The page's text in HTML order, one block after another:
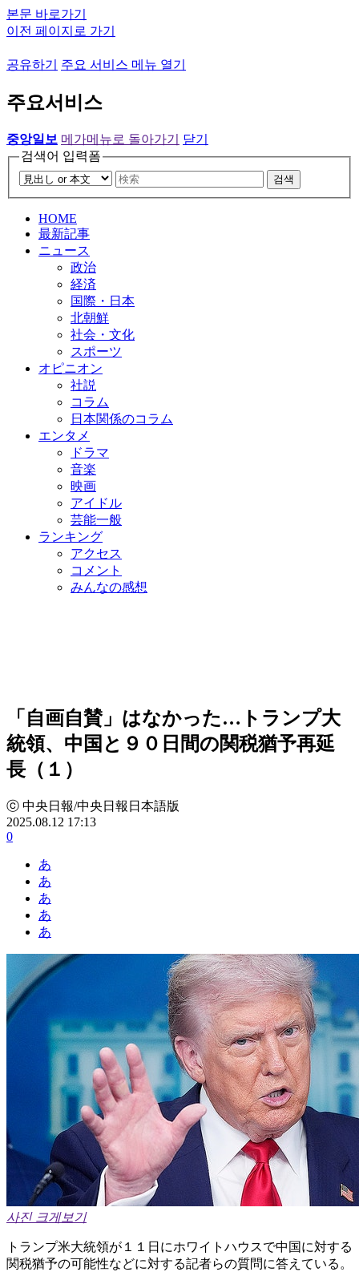
본문 바로가기
이전 페이지로 가기
공유하기 주요 서비스 메뉴 열기
주요서비스
중앙일보 메가메뉴로 돌아가기
닫기
검색어 입력폼
검색
HOME
最新記事
ニュース
政治
経済
国際・日本
北朝鮮
社会・文化
スポーツ
オピニオン
社説
コラム
日本関係のコラム
エンタメ
ドラマ
音楽
映画
アイドル
芸能一般
ランキング
アクセス
コメント
みんなの感想
「自画自賛」はなかった…トランプ大
統領、中国と９０日間の関税猶予再延
長（１）
ⓒ 中央日報/中央日報日本語版
2025.08.12 17:13
0
あ
あ
あ
あ
あ
사진 크게보기
トランプ米大統領が１１日にホワイトハウスで中国に対する
関税猶予の可能性などに対する記者らの質問に答えている。